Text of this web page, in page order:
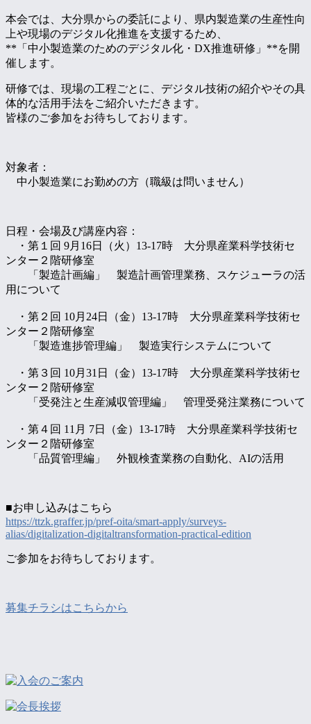
本会では、大分県からの委託により、県内製造業の生産性向
上や現場のデジタル化推進を支援するため、
**「中小製造業のためのデジタル化・DX推進研修」**を開
催します。
研修では、現場の工程ごとに、デジタル技術の紹介やその具
体的な活用手法をご紹介いただきます。
皆様のご参加をお待ちしております。
対象者：
中小製造業にお勤めの方（職級は問いません）
日程・会場及び講座内容：
・第１回 9月16日（火）13-17時 大分県産業科学技術セ
ンター２階研修室
「製造計画編」 製造計画管理業務、スケジューラの活
用について
・第２回 10月24日（金）13-17時 大分県産業科学技術セ
ンター２階研修室
「製造進捗管理編」 製造実行システムについて
・第３回 10月31日（金）13-17時 大分県産業科学技術セ
ンター２階研修室
「受発注と生産減収管理編」 管理受発注業務について
・第４回 11月 7日（金）13-17時 大分県産業科学技術セ
ンター２階研修室
「品質管理編」 外観検査業務の自動化、AIの活用
■お申し込みはこちら
https://ttzk.graffer.jp/pref-oita/smart-apply/surveys-
alias/digitalization-digitaltransformation-practical-edition
ご参加をお待ちしております。
募集チラシはこちらから